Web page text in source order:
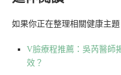
如果你正在整理相關健康主
V臉療程推薦：吳芮醫師
效？